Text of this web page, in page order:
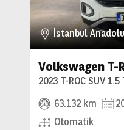
İstanbul Anadolu
Volkswagen T-
2023 T-ROC SUV
63.132 km
Otomatik